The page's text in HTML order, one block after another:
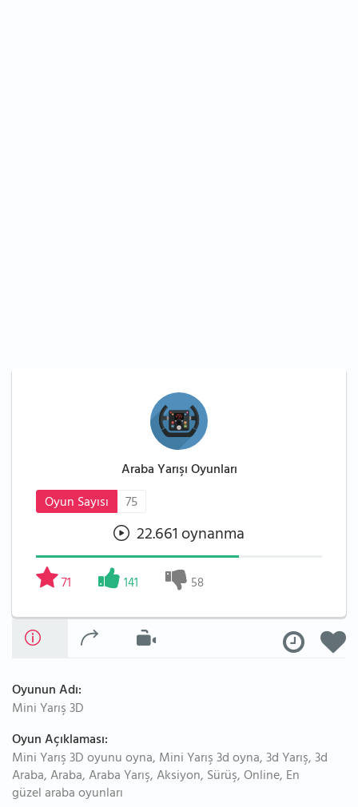
Araba Yarışı Oyunları
Oyun Sayısı
75
22.661 oynanma
71 141 58
Oyunun Adı:
Mini Yarış 3D
Oyun Açıklaması:
Mini Yarış 3D oyunu oyna, Mini Yarış 3d oyna, 3d Yarış, 3d
Araba, Araba, Araba Yarış, Aksiyon, Sürüş, Online, En
güzel araba oyunları